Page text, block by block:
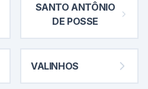
SANTO ANTÔNIO
DE POSSE
VALINHOS